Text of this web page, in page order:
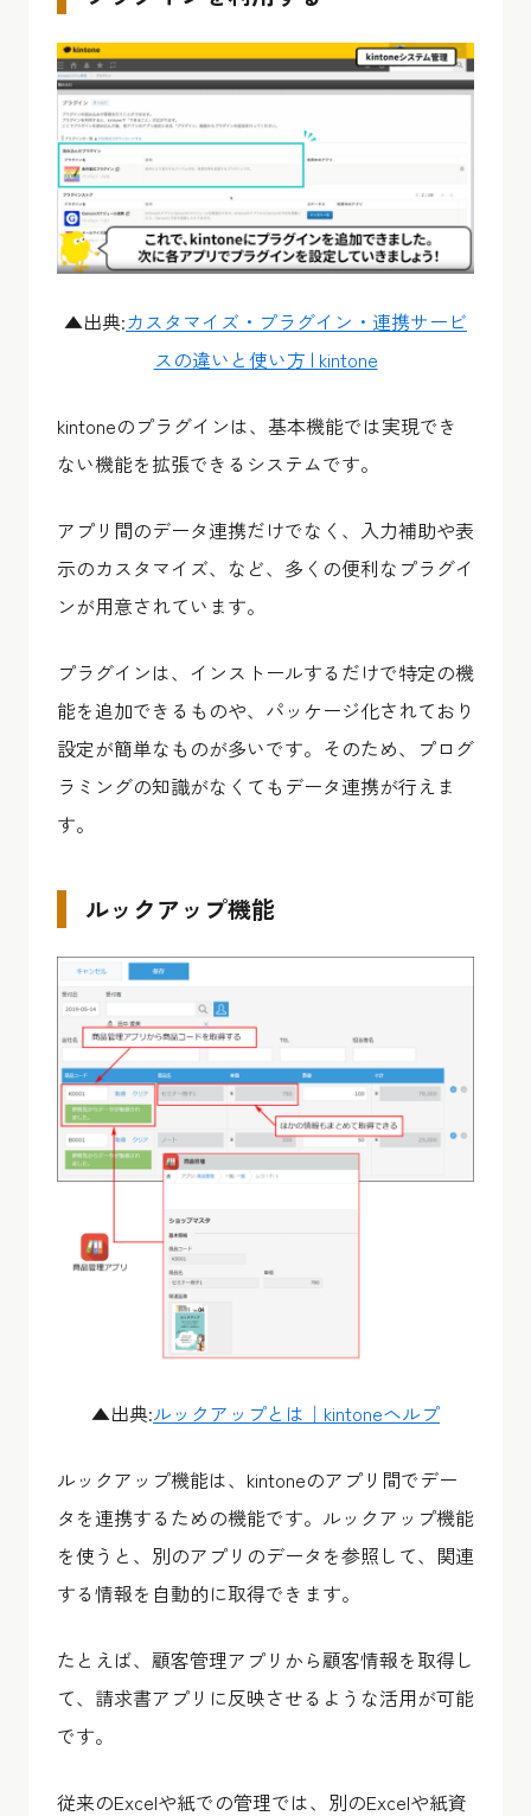
▲出典:カスタマイズ・プラグイン・連携サービ
スの違いと使い方 | kintone
kintoneのプラグインは、基本機能では実現でき
ない機能を拡張できるシステムです。
アプリ間のデータ連携だけでなく、入力補助や表
示のカスタマイズ、など、多くの便利なプラグイ
ンが用意されています。
プラグインは、インストールするだけで特定の機
能を追加できるものや、パッケージ化されており
設定が簡単なものが多いです。そのため、プログ
ラミングの知識がなくてもデータ連携が行えま
す。
ルックアップ機能
▲出典:ルックアップとは｜kintoneヘルプ
ルックアップ機能は、kintoneのアプリ間でデー
タを連携するための機能です。ルックアップ機能
を使うと、別のアプリのデータを参照して、関連
する情報を自動的に取得できます。
たとえば、顧客管理アプリから顧客情報を取得し
て、請求書アプリに反映させるような活用が可能
です。
従来のExcelや紙での管理では、別のExcelや紙資